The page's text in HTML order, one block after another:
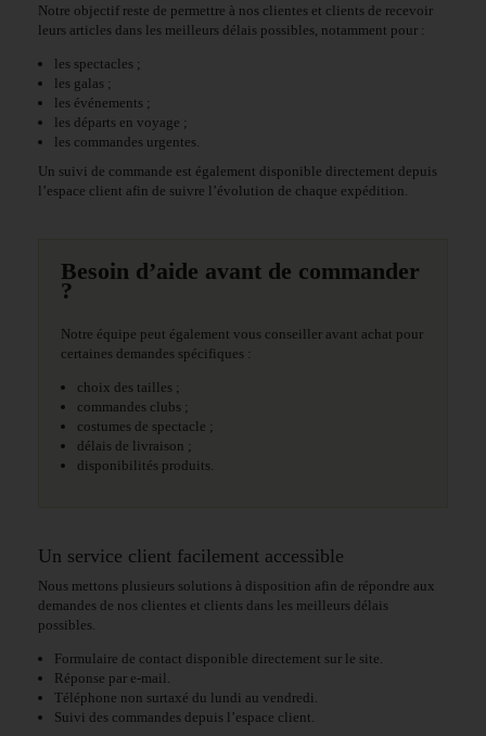
Notre objectif reste de permettre à nos clientes et clients de recevoir
leurs articles dans les meilleurs délais possibles, notamment pour :
les spectacles ;
les galas ;
les événements ;
les départs en voyage ;
les commandes urgentes.
Un suivi de commande est également disponible directement depuis
l’espace client afin de suivre l’évolution de chaque expédition.
Besoin d’aide avant de commander
?
Notre équipe peut également vous conseiller avant achat pour
certaines demandes spécifiques :
choix des tailles ;
commandes clubs ;
costumes de spectacle ;
délais de livraison ;
disponibilités produits.
Un service client facilement accessible
Nous mettons plusieurs solutions à disposition afin de répondre aux
demandes de nos clientes et clients dans les meilleurs délais
possibles.
Formulaire de contact disponible directement sur le site.
Réponse par e-mail.
Téléphone non surtaxé du lundi au vendredi.
Suivi des commandes depuis l’espace client.